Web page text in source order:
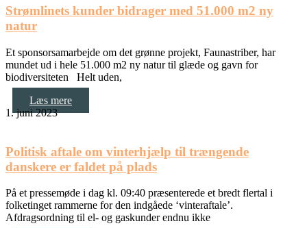
Strømlinets kunder bidrager med 51.000 m2 ny
natur
Et sponsorsamarbejde om det grønne projekt, Faunastriber, har
mundet ud i hele 51.000 m2 ny natur til glæde og gavn for
biodiversiteten Helt uden,
Læs mere
1. juni 2023
Politisk aftale om vinterhjælp til trængende
danskere er faldet på plads
På et pressemøde i dag kl. 09:40 præsenterede et bredt flertal i
folketinget rammerne for den indgåede ‘vinteraftale’.
Afdragsordning til el- og gaskunder endnu ikke